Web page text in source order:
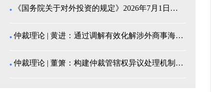
《国务院关于对外投资的规定》2026年7月1日起施...
仲裁理论 | 黄进：通过调解有效化解涉外商事海事纠...
仲裁理论 | 董箫：构建仲裁管辖权异议处理机制的中...